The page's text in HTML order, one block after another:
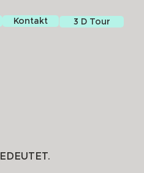
Kontakt 3 D Tour